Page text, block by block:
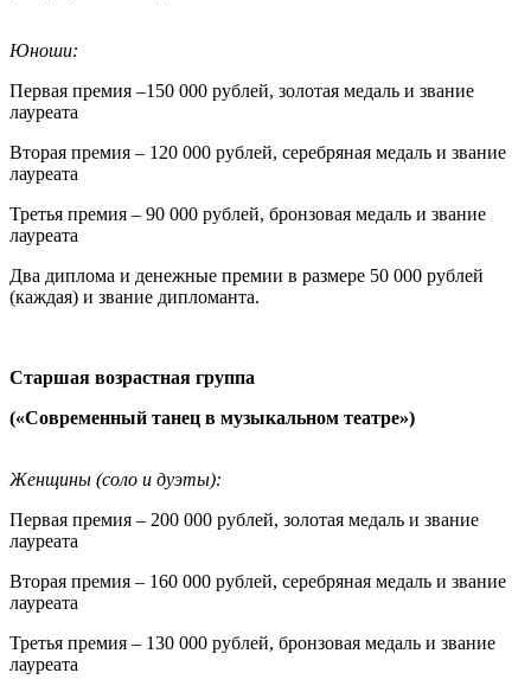
Юноши:
Первая премия –150 000 рублей, золотая медаль и звание
лауреата
Вторая премия – 120 000 рублей, серебряная медаль и звание
лауреата
Третья премия – 90 000 рублей, бронзовая медаль и звание
лауреата
Два диплома и денежные премии в размере 50 000 рублей
(каждая) и звание дипломанта.
Старшая возрастная группа
(«Современный танец в музыкальном театре»)
Женщины (соло и дуэты):
Первая премия – 200 000 рублей, золотая медаль и звание
лауреата
Вторая премия – 160 000 рублей, серебряная медаль и звание
лауреата
Третья премия – 130 000 рублей, бронзовая медаль и звание
лауреата